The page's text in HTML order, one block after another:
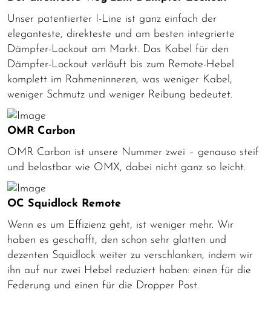
Unser patentierter I-Line ist ganz einfach der
eleganteste, direkteste und am besten integrierte
Dämpfer-Lockout am Markt. Das Kabel für den
Dämpfer-Lockout verläuft bis zum Remote-Hebel
komplett im Rahmeninneren, was weniger Kabel,
weniger Schmutz und weniger Reibung bedeutet.
OMR Carbon
OMR Carbon ist unsere Nummer zwei – genauso steif
und belastbar wie OMX, dabei nicht ganz so leicht.
OC Squidlock Remote
Wenn es um Effizienz geht, ist weniger mehr. Wir
haben es geschafft, den schon sehr glatten und
dezenten Squidlock weiter zu verschlanken, indem wir
ihn auf nur zwei Hebel reduziert haben: einen für die
Federung und einen für die Dropper Post.